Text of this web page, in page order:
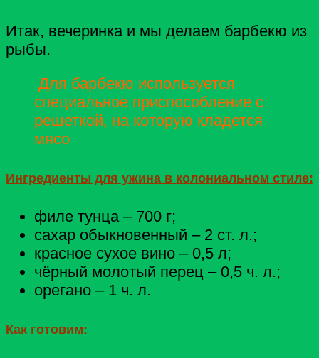
Итак, вечеринка и мы делаем барбекю из
рыбы.
Для барбекю используется
специальное приспособление с
решеткой, на которую кладется
мясо
Ингредиенты для ужина в колониальном стиле:
филе тунца – 700 г;
сахар обыкновенный – 2 ст. л.;
красное сухое вино – 0,5 л;
чёрный молотый перец – 0,5 ч. л.;
орегано – 1 ч. л.
Как готовим: